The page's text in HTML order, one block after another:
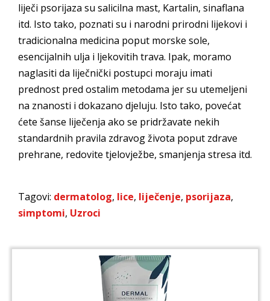
liječi psorijaza su salicilna mast, Kartalin, sinaflana
itd. Isto tako, poznati su i narodni prirodni lijekovi i
tradicionalna medicina poput morske sole,
esencijalnih ulja i ljekovitih trava. Ipak, moramo
naglasiti da liječnički postupci moraju imati
prednost pred ostalim metodama jer su utemeljeni
na znanosti i dokazano djeluju. Isto tako, povećat
ćete šanse liječenja ako se pridržavate nekih
standardnih pravila zdravog života poput zdrave
prehrane, redovite tjelovježbe, smanjenja stresa itd.
Tagovi: dermatolog, lice, liječenje, psorijaza,
simptomi, Uzroci